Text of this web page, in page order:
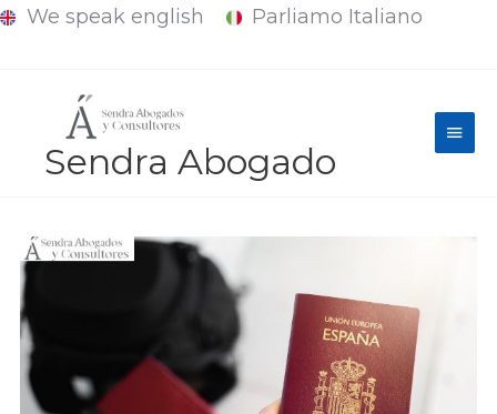
We speak english Parliamo Italiano
Sendra Abogado